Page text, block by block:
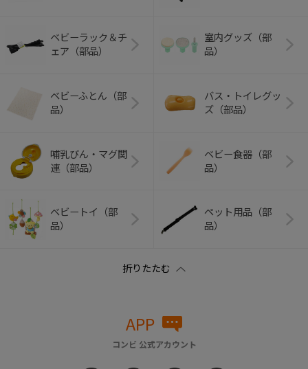
ベビーラック＆チ
ェア（部品）
室内グッズ（部
品）
ベビーふとん（部
品）
バス・トイレグッ
ズ（部品）
哺乳びん・マグ関
連（部品）
ベビー食器（部
品）
ベビートイ（部
品）
ペット用品（部
品）
APP
コンビ 公式アカウント